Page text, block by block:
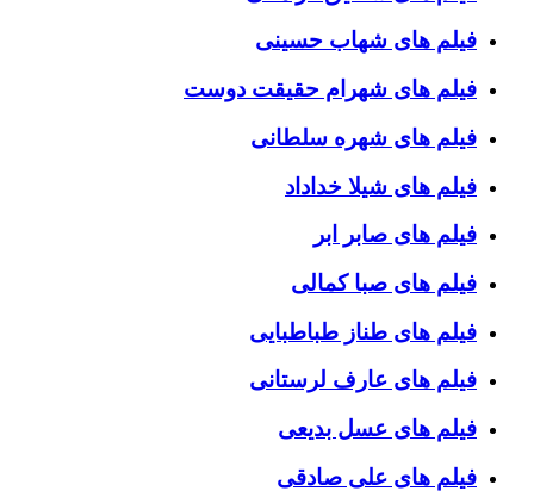
فیلم های شهاب حسینی
فیلم های شهرام حقیقت دوست
فیلم های شهره سلطانی
فیلم های شیلا خداداد
فیلم های صابر ابر
فیلم های صبا کمالی
فیلم های طناز طباطبایی
فیلم های عارف لرستانی
فیلم های عسل بدیعی
فیلم های علی صادقی